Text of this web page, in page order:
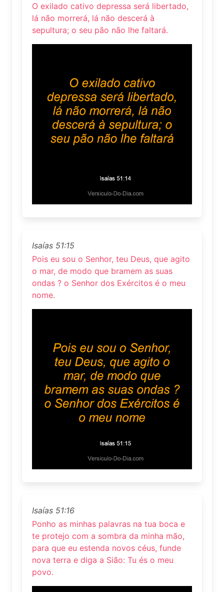
O exilado cativo depressa será libertado,
lá não morrerá, lá não descerá à
sepultura; o seu pão não lhe faltará.
Isaías 51:15
Pois eu sou o Senhor, teu Deus, que agito
o mar, de modo que bramem as suas
ondas ? o Senhor dos Exércitos é o meu
nome.
Isaías 51:16
Ponho as minhas palavras na tua boca e
te protejo com a sombra da minha mão,
para que eu estenda novos céus, funde
nova terra e diga a Sião: Tu és o meu
povo.